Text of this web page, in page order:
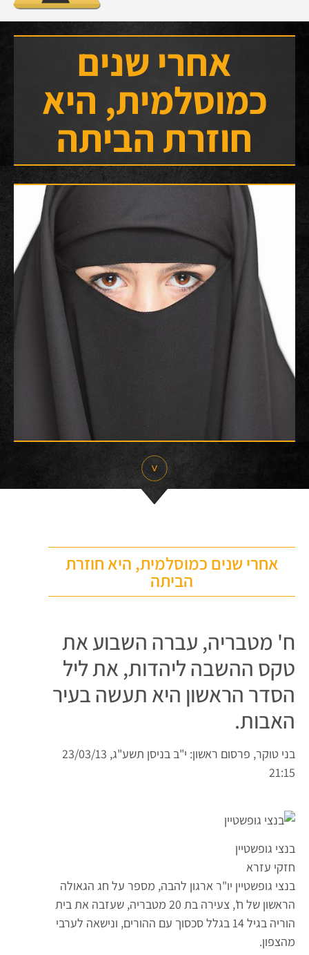
אחרי שנים
כמוסלמית, היא
חוזרת הביתה
אחרי שנים כמוסלמית, היא חוזרת
הביתה
ח' מטבריה, עברה השבוע את
טקס ההשבה ליהדות, את ליל
הסדר הראשון היא תעשה בעיר
האבות.
בני טוקר,
פרסום ראשון: י"ב בניסן תשע"ג, 23/03/13
21:15
בנצי גופשטיין
חזקי עזרא
בנצי גופשטיין יו"ר ארגון להבה, מספר על חג הגאולה
הראשון של ח', צעירה בת 20 מטבריה, שעזבה את בית
הוריה בגיל 14 בגלל סכסוך עם ההורים, ונישאה לערבי
מהצפון.